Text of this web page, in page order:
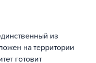
из
на территории
готовит